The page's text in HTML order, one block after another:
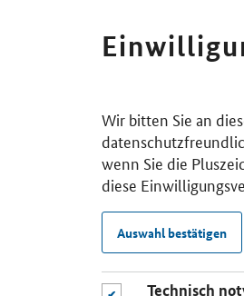
Wir bitten Sie an
wenn Sie die
diese
Auswahl bestätigen
Technisch